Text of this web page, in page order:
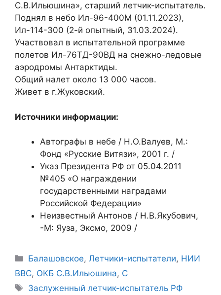
С.В.Ильюшина», старший летчик-испытатель.
Поднял в небо Ил-96-400М (01.11.2023),
Ил-114-300 (2-й опытный, 31.03.2024).
Участвовал в испытательной программе
полетов Ил-76ТД-90ВД на снежно-ледовые
аэродромы Антарктиды.
Общий налет около 13 000 часов.
Живет в г.Жуковский.
Источники информации:
Автографы в небе / Н.О.Валуев, М.:
Фонд «Русские Витязи», 2001 г. /
Указ Президента РФ от 05.04.2011
№405 «О награждении
государственными наградами
Российской Федерации»
Неизвестный Антонов / Н.В.Якубович,
-М: Яуза, Эксмо, 2009 /
Рубрики
Балашовское,Летчики-испытатели, НИИ
ВВС, ОКБ С.В.Ильюшина, С
Метки
Заслуженный летчик-испытатель РФ